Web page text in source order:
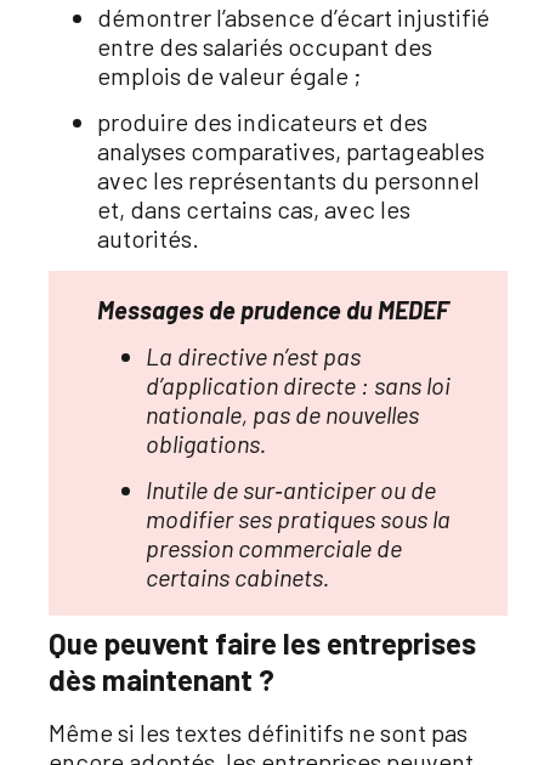
démontrer l’absence d’écart injustifié
entre des salariés occupant des
emplois de valeur égale ;
produire des indicateurs et des
analyses comparatives, partageables
avec les représentants du personnel
et, dans certains cas, avec les
autorités.
Messages de prudence du MEDEF
La directive n’est pas
d’application directe : sans loi
nationale, pas de nouvelles
obligations.
Inutile de sur‑anticiper ou de
modifier ses pratiques sous la
pression commerciale de
certains cabinets.
Que peuvent faire les entreprises
dès maintenant ?
Même si les textes définitifs ne sont pas